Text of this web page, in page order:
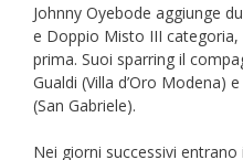
Johnny Oyebode aggiunge
e Doppio Misto III categoria,
prima. Suoi sparring il
Gualdi (Villa d’Oro Modena)
(San Gabriele).
Nei giorni successivi